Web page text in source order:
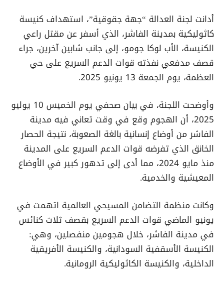
أدانت لجنة العدالة “جهة جقوقية”، استهداف كنيسة
كاثوليكية بمدينة الفاشر، الذي أسفر عن مقتل راعي
الكنيسة، الأب لوكا جومو، إلى جانب شابين آخرين، جراء
قصف مدفعي نفذته قوات الدعم السريع على حي
العظمة، يوم الجمعة 13 يونيو 2025.
وأوضحت اللجنة، في بيان صحفي يوم الخميس 10 يوليو
2025، أن الهجوم وقع في وقت تعاني فيه مدينة
الفاشر من أوضاع إنسانية بالغة الصعوبة، نتيجة الحصار
الخانق الذي تفرضه قوات الدعم السريع على المدينة
منذ مايو 2024، مما أدى إلى تدهور كبير في الأوضاع
المعيشية والخدمية.
وكانت منظمة التضامن المسيحي العالمية اتهمت في
يونيو الماضي قوات الدعم السريع بقصف ثلاث كنائس
في مدينة الفاشر، خلال هجومين منفصلين، وهي:
الكنيسة الأسقفية السودانية، والكنيسة الأفريقية
الداخلية، والكنيسة الكاثوليكية الرومانية.